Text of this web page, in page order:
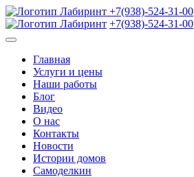
+7(938)-524-31-00
+7(938)-524-31-00
Главная
Услуги и цены
Наши работы
Блог
Видео
О нас
Контакты
Новости
Истории домов
Самоделкин